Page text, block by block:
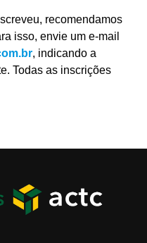
recomendamos
isso, envie um e-mail
, indicando a
Todas as inscrições